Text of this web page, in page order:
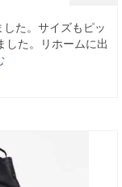
た。サイズもピッ
した。リホームに出